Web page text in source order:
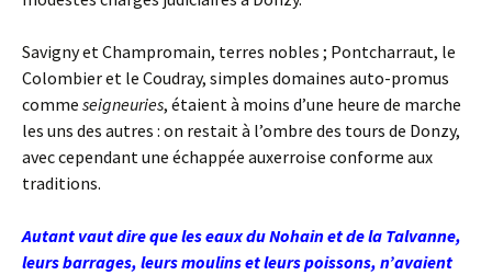
Savigny et Champromain, terres nobles ; Pontcharraut, le
Colombier et le Coudray, simples domaines auto-promus
comme seigneuries, étaient à moins d’une heure de marche
les uns des autres : on restait à l’ombre des tours de Donzy,
avec cependant une échappée auxerroise conforme aux
traditions.
Autant vaut dire que les eaux du Nohain et de la Talvanne,
leurs barrages, leurs moulins et leurs poissons, n’avaient